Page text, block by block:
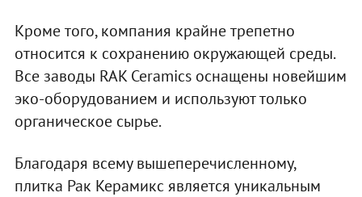
Кроме того, компания крайне трепетно
относится к сохранению окружающей среды.
Все заводы RAK Ceramics оснащены новейшим
эко-оборудованием и используют только
органическое сырье.
Благодаря всему вышеперечисленному,
плитка Рак Керамикс является уникальным